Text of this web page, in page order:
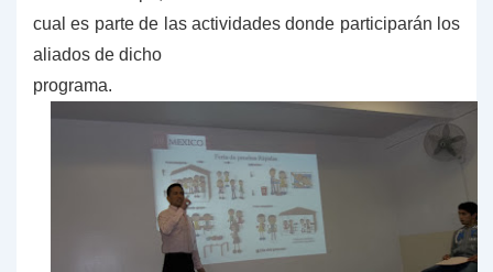
cual es parte de las actividades donde participarán los
aliados de dicho
programa.